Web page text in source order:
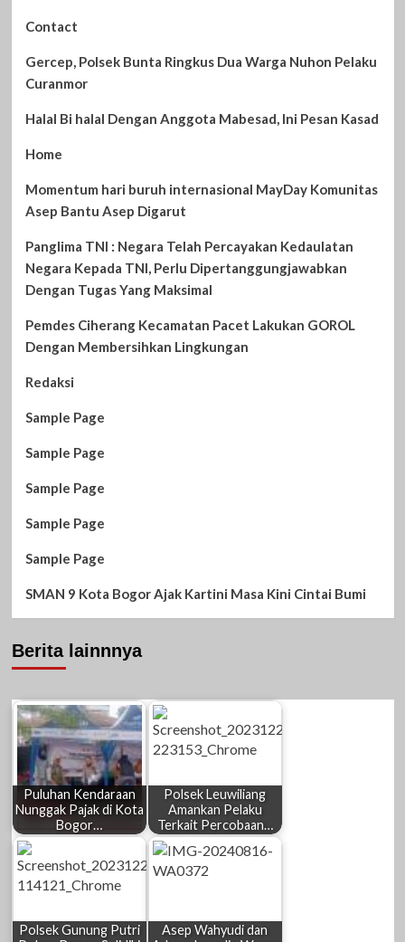
Contact
Gercep, Polsek Bunta Ringkus Dua Warga Nuhon Pelaku
Curanmor
Halal Bi halal Dengan Anggota Mabesad, Ini Pesan Kasad
Home
Momentum hari buruh internasional MayDay Komunitas
Asep Bantu Asep Digarut
Panglima TNI : Negara Telah Percayakan Kedaulatan
Negara Kepada TNI, Perlu Dipertanggungjawabkan
Dengan Tugas Yang Maksimal
Pemdes Ciherang Kecamatan Pacet Lakukan GOROL
Dengan Membersihkan Lingkungan
Redaksi
Sample Page
Sample Page
Sample Page
Sample Page
Sample Page
SMAN 9 Kota Bogor Ajak Kartini Masa Kini Cintai Bumi
Berita lainnnya
Puluhan Kendaraan
Nunggak Pajak di Kota
Bogor…
Polsek Leuwiliang
Amankan Pelaku
Terkait Percobaan…
Polsek Gunung Putri
Asep Wahyudi dan